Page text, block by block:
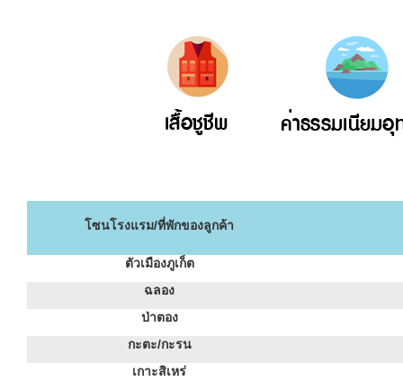
โซนโรงแรม/ที่พักของลูกค้า
ตัวเมืองภูเก็ต
ฉลอง
ป่าตอง
กะตะ/กะรน
เกาะสิเหร่